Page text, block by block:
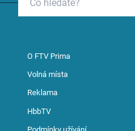
O FTV Prima
Volná místa
Reklama
HbbTV